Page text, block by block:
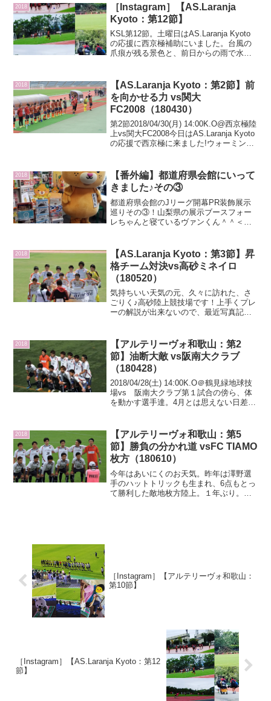
2018
［Instagram］【AS.Laranja
Kyoto：第12節】
KSL第12節。土曜日はAS.Laranja Kyoto
の応援に西京極補助にいました。台風の
爪痕が残る景色と、前日からの雨で水を
を決められてしまいました。首位を走...
2018
【AS.Laranja Kyoto：第2節】前
を向かせる力 vs関大
FC2008（180430）
第2節2018/04/30(月) 14:00K.O@西京極陸
上vs関大FC2008今日はAS.Laranja Kyoto
の応援で西京極に来ました!ウォーミング
っています...
2018
【番外編】都道府県会館にいって
きました♪その③
都道府県会館のJリーグ開幕PR装飾展示
巡りその③！山梨県の展示ブースフォー
レちゃんと寝ているヴァンくん＾＾＜
2018
【AS.Laranja Kyoto：第3節】昇
格チーム対決vs高砂ミネイロ
（180520）
気持ちいい天気の元、久々に訪れた、さ
ごりく♪高砂陸上競技場です！上手くプレ
ーの解説が出来ないので、最近写真記事
Sponsered Link＞(adsbygoogle = wi...
2018
【アルテリーヴォ和歌山：第2
節】油断大敵 vs阪南大クラブ
（180428）
2018/04/28(土) 14:00K.O＠鶴見緑地球技
場vs 阪南大クラブ第１試合の傍ら、体
を動かす選手達。4月とは思えない日差し
(adsbygoo...
2018
【アルテリーヴォ和歌山：第5
節】勝負の分かれ道 vsFC TIAMO
枚方（180610）
今年はあいにくのお天気。昨年は澤野選
手のハットトリックも生まれ、6点もとっ
て勝利した敵地枚方陸上。１年ぶり。な
［Instagram］【アルテリーヴォ和歌山：
第10節】
［Instagram］【AS.Laranja Kyoto：第12
節】